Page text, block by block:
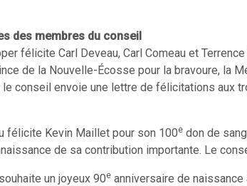
des membres du conseil
félicite Carl Deveau, Carl Comeau et
de la Nouvelle-Écosse pour la bravoure, la
le conseil envoie une lettre de félicitations aux
félicite Kevin Maillet pour son 100e don de
de sa contribution importante. Le
un joyeux 90e anniversaire de